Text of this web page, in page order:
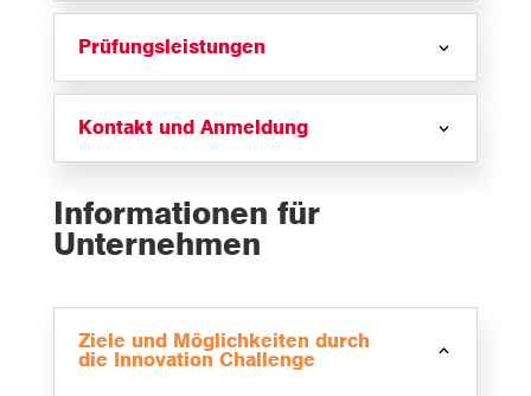
Prüfungsleistungen
Kontakt und Anmeldung
Informationen für
Unternehmen
Ziele und Möglichkeiten durch
die Innovation Challenge